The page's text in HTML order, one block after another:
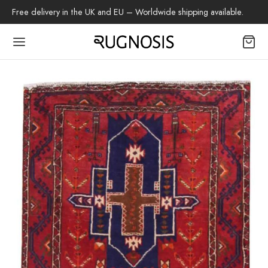
Free delivery in the UK and EU – Worldwide shipping available.
Back
Tapijt
Tapijt